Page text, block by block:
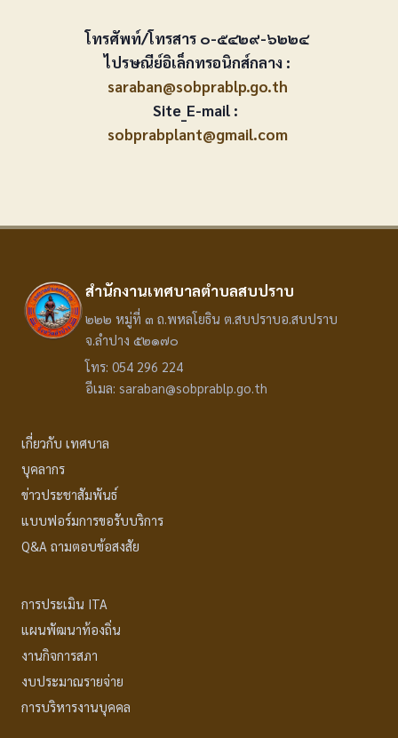
โทรศัพท์/โทรสาร ๐-๕๔๒๙-๖๒๒๔
ไปรษณีย์อิเล็กทรอนิกส์กลาง :
saraban@sobprablp.go.th
Site_E-mail :
sobprabplant@gmail.com
สำนักงานเทศบาลตำบลสบปราบ
๒๒๒ หมู่ที่ ๓ ถ.พหลโยธิน ต.สบปราบอ.สบปราบ
จ.ลำปาง ๕๒๑๗๐
โทร: 054 296 224
อีเมล: saraban@sobprablp.go.th
เกี่ยวกับ เทศบาล
บุคลากร
ข่าวประชาสัมพันธ์
แบบฟอร์มการขอรับบริการ
Q&A ถามตอบข้อสงสัย
การประเมิน ITA
แผนพัฒนาท้องถิ่น
งานกิจการสภา
งบประมาณรายจ่าย
การบริหารงานบุคคล